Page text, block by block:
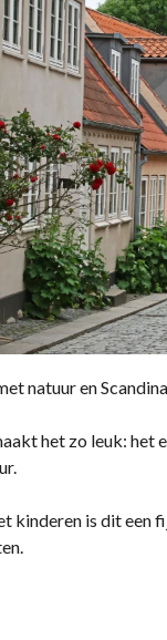
natuur en
het zo leuk: het
kinderen is dit een